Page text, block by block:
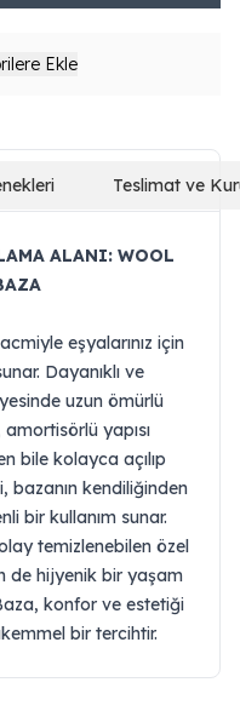
Ekle
Teslimat ve
ALANI: WOOL
eşyalarınız için
Dayanıklı ve
uzun ömürlü
yapısı
bile kolayca açılıp
bazanın kendiliğinden
bir kullanım sunar.
temizlenebilen özel
de hijyenik bir yaşam
konfor ve estetiği
bir tercihtir.